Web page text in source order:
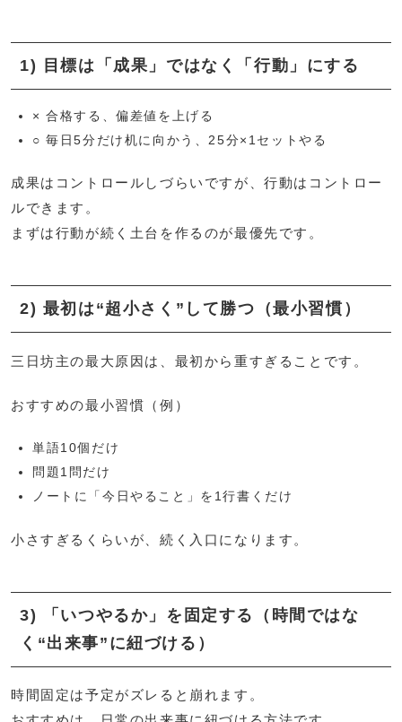
1) 目標は「成果」ではなく「行動」にする
× 合格する、偏差値を上げる
○ 毎日5分だけ机に向かう、25分×1セットやる
成果はコントロールしづらいですが、行動はコントロー
ルできます。
まずは行動が続く土台を作るのが最優先です。
2) 最初は“超小さく”して勝つ（最小習慣）
三日坊主の最大原因は、最初から重すぎることです。
おすすめの最小習慣（例）
単語10個だけ
問題1問だけ
ノートに「今日やること」を1行書くだけ
小さすぎるくらいが、続く入口になります。
3) 「いつやるか」を固定する（時間ではな
く“出来事”に紐づける）
時間固定は予定がズレると崩れます。